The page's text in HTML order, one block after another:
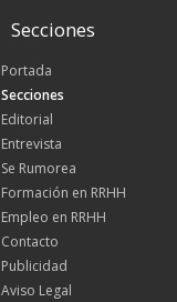
Secciones
Portada
Secciones
Editorial
Entrevista
Se Rumorea
Formación en RRHH
Empleo en RRHH
Contacto
Publicidad
Aviso Legal